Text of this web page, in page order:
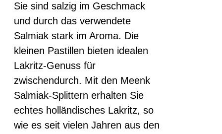
der
Produktseite
gewählt
werden
Sie sind salzig im Geschmack
und durch das verwendete
Salmiak stark im Aroma. Die
kleinen Pastillen bieten idealen
Lakritz-Genuss für
zwischendurch. Mit den Meenk
Salmiak-Splittern erhalten Sie
echtes holländisches Lakritz, so
wie es seit vielen Jahren aus den